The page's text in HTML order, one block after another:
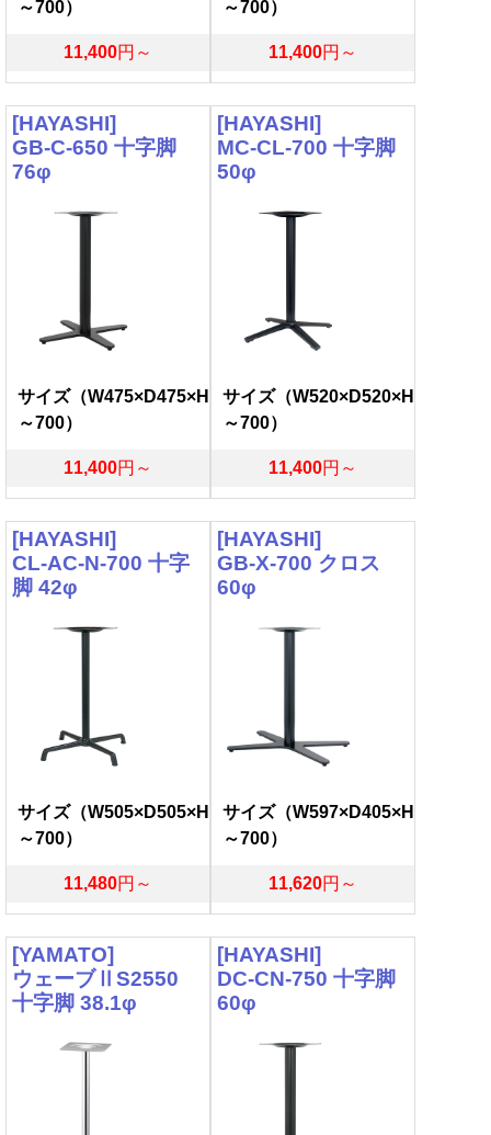
～700）
11,400円～
～700）
11,400円～
[HAYASHI]
GB-C-650 十字脚
76φ
サイズ（W475×D475×H
～700）
11,400円～
[HAYASHI]
MC-CL-700 十字脚
50φ
サイズ（W520×D520×H
～700）
11,400円～
[HAYASHI]
CL-AC-N-700 十字
脚 42φ
サイズ（W505×D505×H
～700）
11,480円～
[HAYASHI]
GB-X-700 クロス
60φ
サイズ（W597×D405×H
～700）
11,620円～
[YAMATO]
ウェーブⅡS2550
十字脚 38.1φ
[HAYASHI]
DC-CN-750 十字脚
60φ